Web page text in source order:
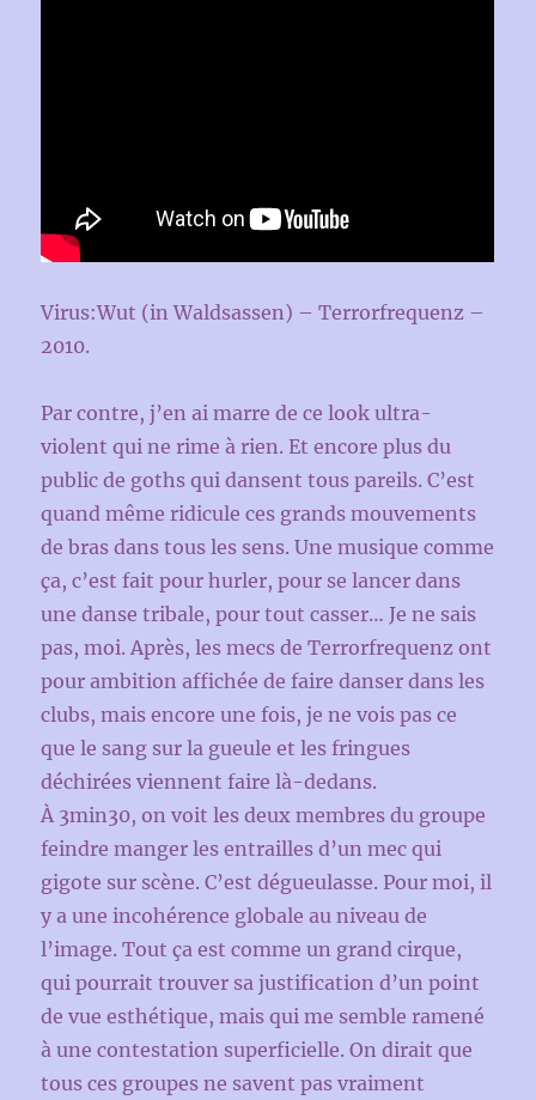
Virus:Wut (in Waldsassen) – Terrorfrequenz –
2010.
Par contre, j’en ai marre de ce look ultra-
violent qui ne rime à rien. Et encore plus du
public de goths qui dansent tous pareils. C’est
quand même ridicule ces grands mouvements
de bras dans tous les sens. Une musique comme
ça, c’est fait pour hurler, pour se lancer dans
une danse tribale, pour tout casser… Je ne sais
pas, moi. Après, les mecs de Terrorfrequenz ont
pour ambition affichée de faire danser dans les
clubs, mais encore une fois, je ne vois pas ce
que le sang sur la gueule et les fringues
déchirées viennent faire là-dedans.
À 3min30, on voit les deux membres du groupe
feindre manger les entrailles d’un mec qui
gigote sur scène. C’est dégueulasse. Pour moi, il
y a une incohérence globale au niveau de
l’image. Tout ça est comme un grand cirque,
qui pourrait trouver sa justification d’un point
de vue esthétique, mais qui me semble ramené
à une contestation superficielle. On dirait que
tous ces groupes ne savent pas vraiment